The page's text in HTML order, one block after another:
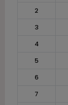
2
3
4
5
6
7